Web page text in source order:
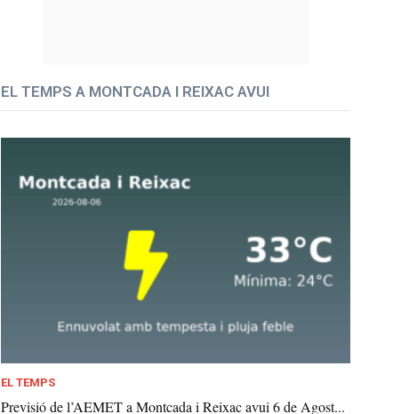
EL TEMPS A MONTCADA I REIXAC AVUI
EL TEMPS
Previsió de l’AEMET a Montcada i Reixac avui 6 de Agost...